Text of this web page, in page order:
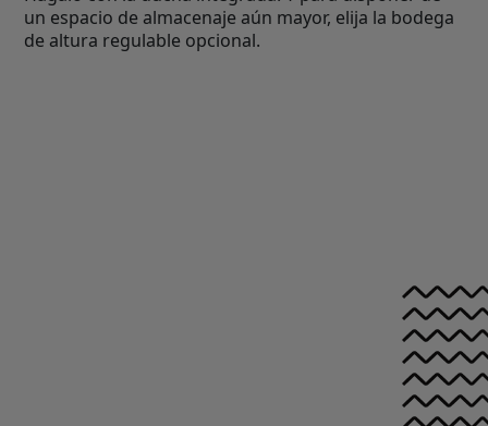
un espacio de almacenaje aún mayor, elija la bodega
de altura regulable opcional.